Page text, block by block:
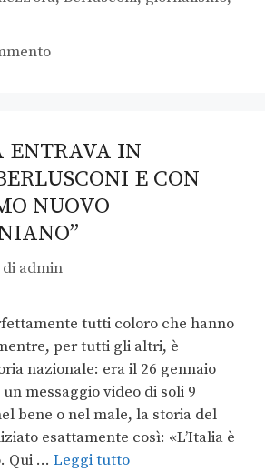
ENTRAVA IN
E CON
NUOVO
di admin
tutti coloro che hanno
per tutti gli altri, è
nazionale: era il 26 gennaio
messaggio video di soli 9
bene o nel male, la storia del
esattamente così: «L’Italia è
Qui … Leggi tutto